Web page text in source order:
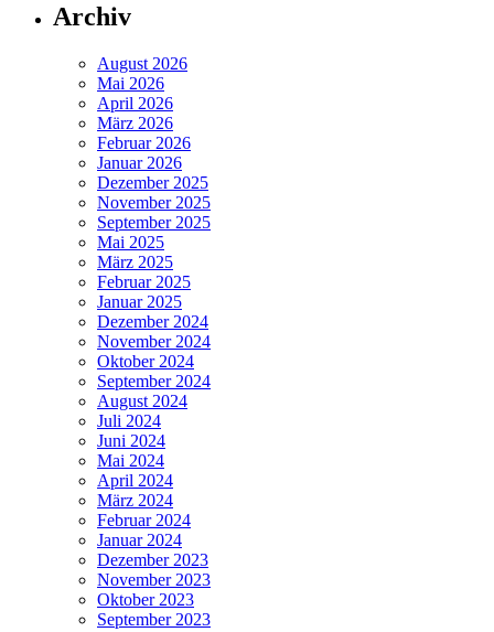
Archiv
August 2026
Mai 2026
April 2026
März 2026
Februar 2026
Januar 2026
Dezember 2025
November 2025
September 2025
Mai 2025
März 2025
Februar 2025
Januar 2025
Dezember 2024
November 2024
Oktober 2024
September 2024
August 2024
Juli 2024
Juni 2024
Mai 2024
April 2024
März 2024
Februar 2024
Januar 2024
Dezember 2023
November 2023
Oktober 2023
September 2023